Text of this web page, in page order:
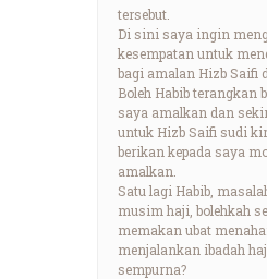
tersebut.
Di sini saya ingin
kesempatan untuk
bagi amalan Hizb Saifi
Boleh Habib terangkan
saya amalkan dan
untuk Hizb Saifi sudi
berikan kepada saya
amalkan.
Satu lagi Habib,
musim haji, bolehkah
memakan ubat
menjalankan ibadah
sempurna?